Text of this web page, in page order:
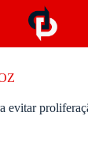
evitar